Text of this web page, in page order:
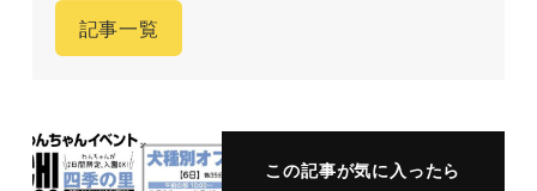
記事一覧
この記事が気に入ったら